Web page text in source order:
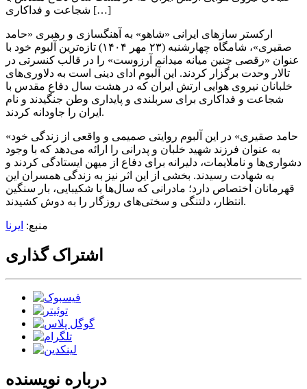
شجاعت و فداکاری […]
ارکستر سازهای ایرانی «شاهو» به آهنگسازی و رهبری «حامد
صقیری»، شامگاه چهارشنبه (۲۳ مهر ۱۴۰۴) تازه‌ترین آلبوم خود با
عنوان «رقصی چنین میانه میدانم آرزوست» را در قالب کنسرتی در
تالار وحدت برگزار کردند. این آلبوم ادای دینی است به دلاوری‌های
خلبانان نیروی هوایی ارتش ایران که در هشت سال دفاع مقدس با
شجاعت و فداکاری برای سربلندی و پایداری وطن جنگیدند و نام
ایران را جاودانه کردند.
«حامد صقیری» در این آلبوم روایتی صمیمی و واقعی از زندگی خود
به عنوان فرزند شهید خلبان و پدرانی را ارائه می‌دهد که با وجود
دشواری‌ها و ناملایمات، دلیرانه برای دفاع از میهن ایستادگی کردند و
به شهادت رسیدند. بخشی از این اثر نیز به زندگی همسران این
قهرمانان اختصاص دارد؛ مادرانی که سال‌ها با شکیبایی، بار سنگین
انتظار، دلتنگی و سختی‌های روزگار را به دوش کشیدند.
منبع: ایرنا
اشتراک گذاری
درباره نویسنده